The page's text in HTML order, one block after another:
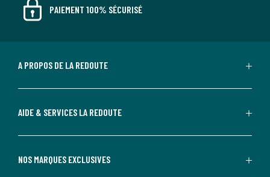
PAIEMENT 100% SÉCURISÉ
A PROPOS DE LA REDOUTE
AIDE & SERVICES LA REDOUTE
NOS MARQUES EXCLUSIVES